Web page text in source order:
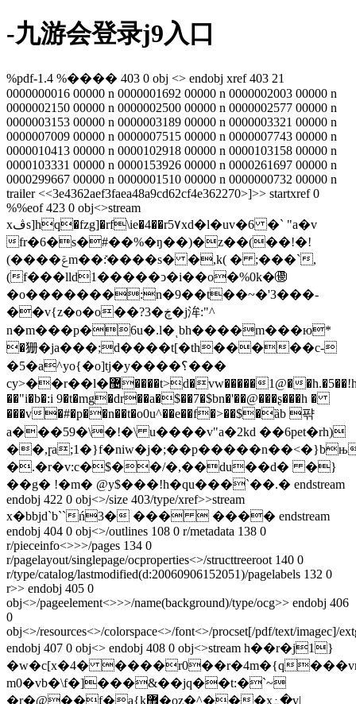
-九游会登录j9入口
%pdf-1.4 %���� 403 0 obj <> endobj xref 403 21
0000000016 00000 n 0000001692 00000 n 0000002003 00000 n
0000002150 00000 n 0000002500 00000 n 0000002577 00000 n
0000003153 00000 n 0000003189 00000 n 0000003321 00000 n
0000007009 00000 n 0000007515 00000 n 0000007743 00000 n
0000010413 00000 n 0000102918 00000 n 0000103158 00000 n
0000103331 00000 n 0000153926 00000 n 0000261697 00000 n
0000299667 00000 n 0000001510 00000 n 0000000732 00000 n
trailer <<3e4362aef3faea48a9cd62cf4e362270>]>> startxref 0
%%eof 423 0 obj<>stream
xڤs]hq�fzg]�rf\ie�4��r5۷xd�l�uv�6 �` "a�v
fr�6�s�#��%�ŋ��)�z��(��!�!
(����ݝm��:̽����s� �,k( � ;���`,
(f���lld1�����ͻ�i��o�%0k�㊝
�o�������:n�9��t��~�'3���-
��v{z�o�o��?3�ڿ�j洠:"^
n�m���p�6u�.l�ͺbh����m���ю*
�㹪�ja���;d����t[�th�����c-
�5�a^yo{�o]tj�y����؟���
cy>��r��l�޴����t>d�vw�����1@��h.�5��!h$�l��>8�jwxm��͍{c��.s|oẓ_t4e;8��b"��lhp�%�kna��c������/
��"i�b�:i 9�t�mg�dr��a�$��7�$bn�'��@���ʂ���h �
���v�#�p��n��t�o0u^��e��f�>��$�ȁb 퍆
a���59�\�!�\ u����v"a�2kd ��6pet�rh)
��,ɼa;1�}f�niw�j�;��p�����n��<�}bњ
�.�r�v:c�$��/�,��du��d� �}
��g� !�m� @y$���!h�qu���`��.� endstream
endobj 422 0 obj<>/size 403/type/xref>>stream
x�bbjd`b``ń3� ���  ���� endstream
endobj 404 0 obj<>/outlines 108 0 r/metadata 138 0
r/pieceinfo<>>>/pages 134 0
r/pagelayout/singlepage/ocproperties<>/structtreeroot 140 0
r/type/catalog/lastmodified(d:20060906152051)/pagelabels 132 0
r>> endobj 405 0
obj<>/pageelement<>>>/name(background)/type/ocg>> endobj 406
0
obj<>/resources<>/colorspace<>/font<>/procset[/pdf/text/imagec]/
endobj 407 0 obj<> endobj 408 0 obj<>stream h��r�j1}
�w�c[x�4� ����r0��r�4m�{q
m0�vb�\f�]���&��jq��t:�`~
�r�@��f�a{k޾�oz�^���x߸�v|